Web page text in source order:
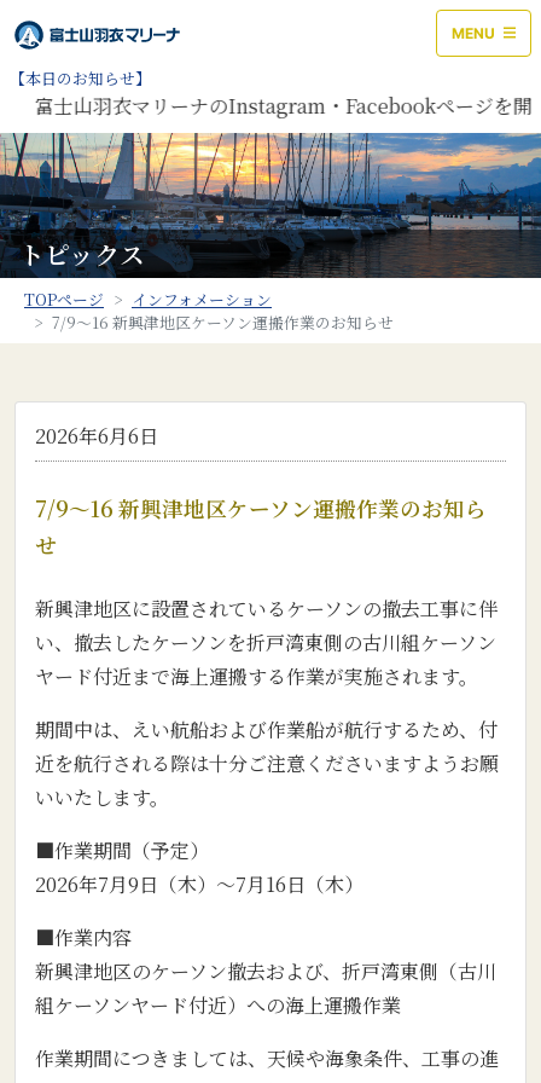
MENU
【本日のお知らせ】
富士山羽衣マリーナのInstagram・Facebookページを開
トピックス
TOPページ
インフォメーション
7/9～16 新興津地区ケーソン運搬作業のお知らせ
2026年6月6日
7/9～16 新興津地区ケーソン運搬作業のお知ら
せ
新興津地区に設置されているケーソンの撤去工事に伴
い、撤去したケーソンを折戸湾東側の古川組ケーソン
ヤード付近まで海上運搬する作業が実施されます。
期間中は、えい航船および作業船が航行するため、付
近を航行される際は十分ご注意くださいますようお願
いいたします。
■作業期間（予定）
2026年7月9日（木）～7月16日（木）
■作業内容
新興津地区のケーソン撤去および、折戸湾東側（古川
組ケーソンヤード付近）への海上運搬作業
作業期間につきましては、天候や海象条件、工事の進